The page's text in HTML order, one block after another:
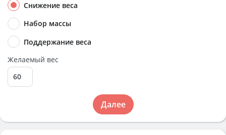
Снижение веса
Набор массы
Поддержание веса
Желаемый вес
Далее